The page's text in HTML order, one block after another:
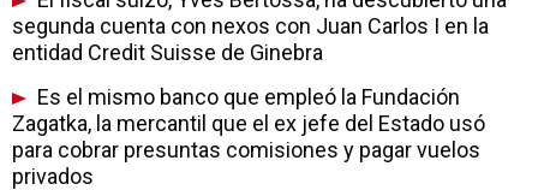
segunda cuenta con nexos con Juan Carlos I en la
entidad Credit Suisse de Ginebra
Es el mismo banco que empleó la Fundación
Zagatka, la mercantil que el ex jefe del Estado usó
para cobrar presuntas comisiones y pagar vuelos
privados